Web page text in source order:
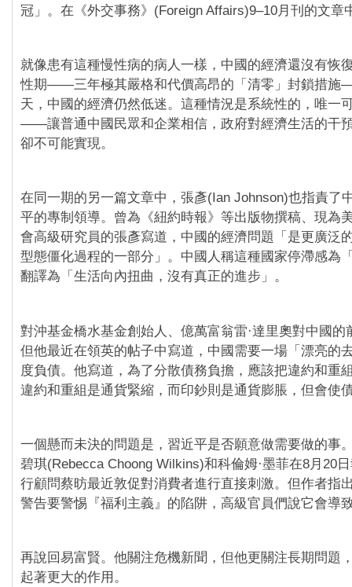
冠」。在《外交事務》(Foreign Affairs)9–10月刊的文章
就像患有這種慢性病的病人一樣，中國的經濟還沒有恢
性期——三年極其嚴格和代價高昂的「清零」封鎖措施
天，中國的經濟仍然低迷。這種情況是系統性的，唯一
——讓普通中國民眾和企業相信，政府對經濟生活的干
卻不可能實現。
在同一期的另一篇文章中，張彥(Ian Johnson)也指責了
平的專制領導。曾為《紐約時報》等出版物撰稿、現為
會高級研究員的張彥寫道，中國的經濟問題「是更廣泛
型態僵化過程的一部分」。中國人稱這種國家停滯感為
翻譯為「生活向內扭曲，沒有真正的進步」。
對沖基金橋水基金創始人、億萬富翁雷·達里奧對中國的
但他最近在領英的帖子中寫道，中國需要一場「漂亮的
度負債。他寫道，為了分散債務負擔，應該把違約和重
違約和重組是通貨緊縮，而印鈔則是通貨膨脹，但會使
一個懸而未決的問題是，習近平是否願意做需要做的事
碧琪(Rebecca Choong Wilkins)和科倫姆·墨菲在8月20
行顧問蔡昉最近敦促對消費者進行直接刺激。但作者指
警告要警惕『福利主義』的陷阱，高級官員們說它會導
再說回易富賢。他關注危機新聞，但他更關注長期問題
起著更大的作用。